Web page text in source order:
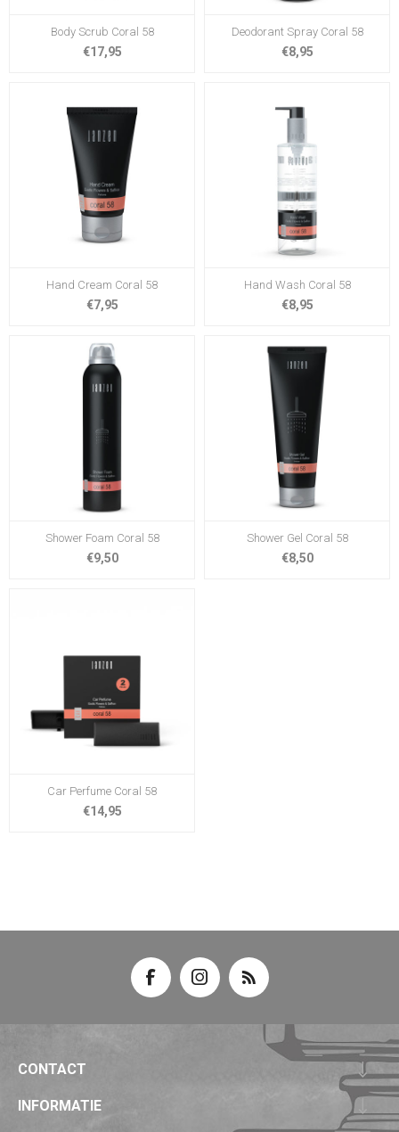
Body Scrub Coral 58
€17,95
Deodorant Spray Coral 58
€8,95
Hand Cream Coral 58
€7,95
Hand Wash Coral 58
€8,95
Shower Foam Coral 58
€9,50
Shower Gel Coral 58
€8,50
Car Perfume Coral 58
€14,95
CONTACT
INFORMATIE